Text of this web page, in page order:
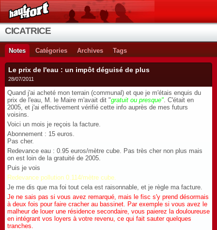
CICATRICE
Notes Catégories Archives Tags
Le prix de l'eau : un impôt déguisé de plus
28/07/2011
Quand j'ai acheté mon terrain (communal) et que je m'étais enquis du
prix de l'eau, M. le Maire m'avait dit "gratuit ou presque". C'était en
2005, et j'ai effectivement vérifié cette info auprès de mes futurs
voisins.
Voici un mois je reçois la facture.
Abonnement : 15 euros.
Pas cher.
Redevance eau : 0.95 euros/mètre cube. Pas très cher non plus mais
on est loin de la gratuité de 2005.
Puis je vois
Redevance pollution 0.114/mètre cube.
Je me dis que ma foi tout cela est raisonnable, et je règle ma facture.
Je ne sais pas si vous avez remarqué, mais le fisc s'y prend désormais
à deux fois pour faire cracher au bassinet. Par exemple si vous avez le
malheur de louer une résidence secondaire, vous paierez la douloureuse
en intégrant vos loyers à votre revenu, ce qui fait sauter quelques
tranches.